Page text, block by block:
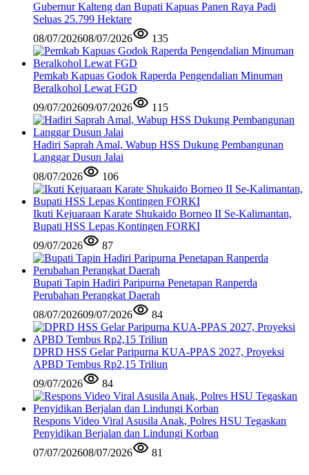
Gubernur Kalteng dan Bupati Kapuas Panen Raya Padi
Seluas 25.799 Hektare
08/07/202608/07/2026 135
Pemkab Kapuas Godok Raperda Pengendalian Minuman
Beralkohol Lewat FGD
09/07/202609/07/2026 115
Hadiri Saprah Amal, Wabup HSS Dukung Pembangunan
Langgar Dusun Jalai
08/07/2026
106
Ikuti Kejuaraan Karate Shukaido Borneo II Se-Kalimantan,
Bupati HSS Lepas Kontingen FORKI
09/07/2026
87
Bupati Tapin Hadiri Paripurna Penetapan Ranperda
Perubahan Perangkat Daerah
08/07/202609/07/2026 84
DPRD HSS Gelar Paripurna KUA-PPAS 2027, Proyeksi
APBD Tembus Rp2,15 Triliun
09/07/2026
84
Respons Video Viral Asusila Anak, Polres HSU Tegaskan
Penyidikan Berjalan dan Lindungi Korban
07/07/202608/07/2026 81